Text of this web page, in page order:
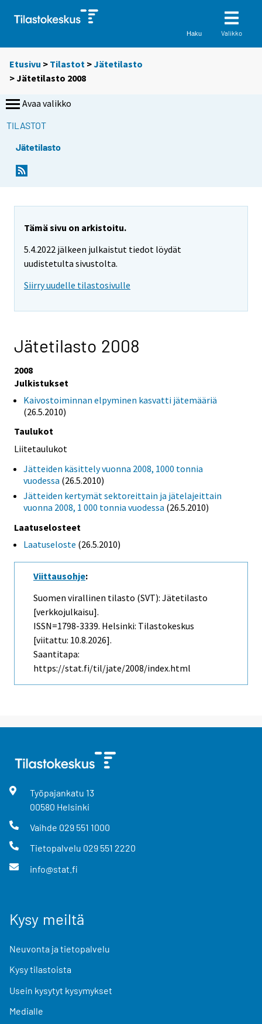
Haku Valikko
Etusivu > Tilastot >Jätetilasto
> Jätetilasto 2008
Avaa valikko
TILASTOT
Jätetilasto
Tämä sivu on arkistoitu.
5.4.2022 jälkeen julkaistut tiedot löydät
uudistetulta sivustolta.
Siirry uudelle tilastosivulle
Jätetilasto 2008
2008
Julkistukset
Kaivostoiminnan elpyminen kasvatti jätemääriä
(26.5.2010)
Taulukot
Liitetaulukot
Jätteiden käsittely vuonna 2008, 1000 tonnia
vuodessa (26.5.2010)
Jätteiden kertymät sektoreittain ja jätelajeittain
vuonna 2008, 1 000 tonnia vuodessa (26.5.2010)
Laatuselosteet
Laatuseloste (26.5.2010)
Viittausohje:
Suomen virallinen tilasto (SVT): Jätetilasto
[verkkojulkaisu].
ISSN=1798-3339. Helsinki: Tilastokeskus
[viitattu: 10.8.2026].
Saantitapa:
https://stat.fi/til/jate/2008/index.html
Työpajankatu 13
00580 Helsinki
Vaihde 029 551 1000
Tietopalvelu 029 551 2220
info@stat.fi
Kysy meiltä
Neuvonta ja tietopalvelu
Kysy tilastoista
Usein kysytyt kysymykset
Medialle